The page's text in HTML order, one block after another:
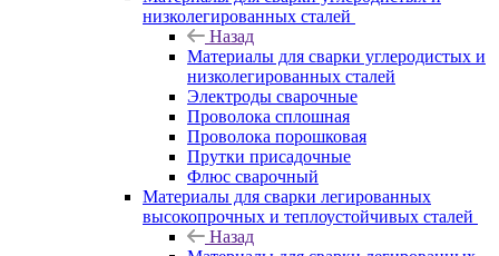
низколегированных сталей
Назад
Материалы для сварки углеродистых и
низколегированных сталей
Электроды сварочные
Проволока сплошная
Проволока порошковая
Прутки присадочные
Флюс сварочный
Материалы для сварки легированных
высокопрочных и теплоустойчивых сталей
Назад